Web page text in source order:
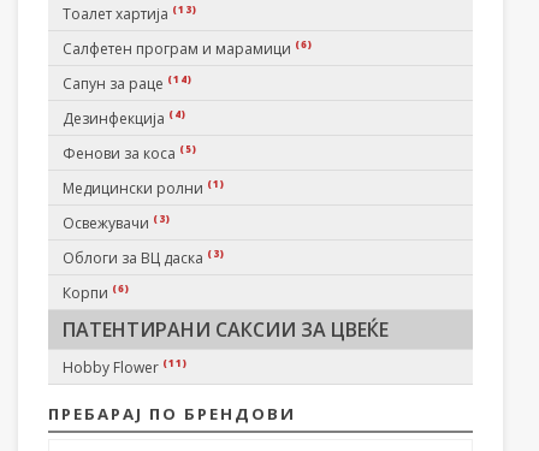
Тоалет хартија (13)
Салфетен програм и марамици (6)
Сапун за раце (14)
Дезинфекција (4)
Фенови за коса (5)
Медицински ролни (1)
Освежувачи (3)
Облоги за ВЦ даска (3)
Корпи (6)
ПАТЕНТИРАНИ САКСИИ ЗА ЦВЕЌЕ
Hobby Flower (11)
ПРЕБАРАЈ ПО БРЕНДОВИ